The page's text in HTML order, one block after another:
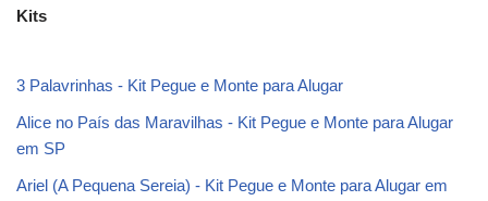
Kits
3 Palavrinhas - Kit Pegue e Monte para Alugar
Alice no País das Maravilhas - Kit Pegue e Monte para Alugar
em SP
Ariel (A Pequena Sereia) - Kit Pegue e Monte para Alugar em